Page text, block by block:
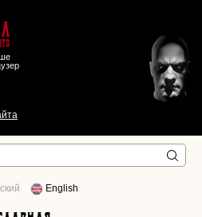
English